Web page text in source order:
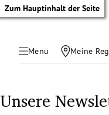
Zum Hauptinhalt der Seite
Menü Meine
Unsere